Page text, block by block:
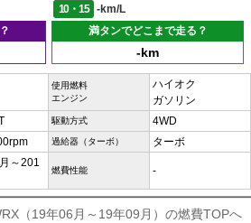
10・15
-km/L
満タンでどこまで走る？
-km
使用燃料
エンジン
ハイオク
ガソリン
駆動方式 4WD
過給器（ターボ） ターボ
～201
燃費性能 -
（19年06月～19年09月）の燃費TOPへ